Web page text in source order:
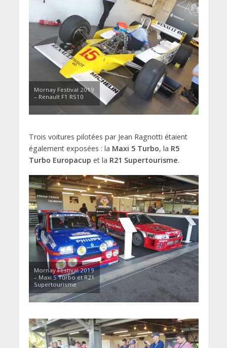
Mornay Festival 2019
– Renault F1 RS10
Trois voitures pilotées par Jean Ragnotti étaient
également exposées : la Maxi 5 Turbo, la R5
Turbo Europacup et la R21 Supertourisme.
Mornay Festival 2019
– Maxi 5 Turbo et R21
Supertourisme